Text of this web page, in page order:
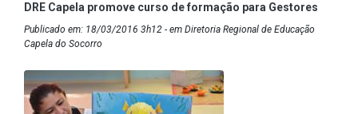
DRE Capela promove curso de formação para Gestores
Publicado em: 18/03/2016 3h12 - em Diretoria Regional de Educação
Capela do Socorro